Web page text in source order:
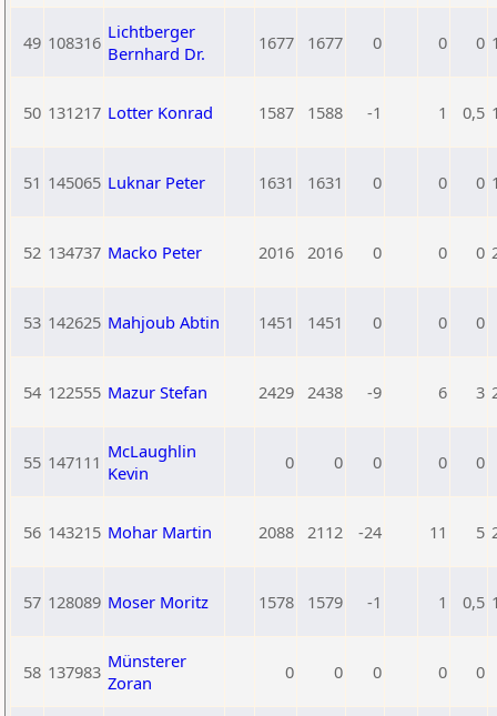
49 108316 Lichtberger
Bernhard Dr.
1677 1677 0 0 0
50 131217 Lotter Konrad 1587 1588 -1 1 0,5
51 145065 Luknar Peter 1631 1631 0 0 0
52 134737 Macko Peter 2016 2016 0 0 0
53 142625 Mahjoub Abtin 1451 1451 0 0 0
54 122555 Mazur Stefan 2429 2438 -9 6 3
55 147111 McLaughlin
Kevin
0 0 0 0 0
56 143215 Mohar Martin 2088 2112 -24 11 5
57 128089 Moser Moritz 1578 1579 -1 1 0,5
58 137983 Münsterer
Zoran
0 0 0 0 0